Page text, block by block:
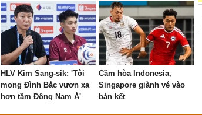
HLV Kim Sang-sik: 'Tôi
mong Đình Bắc vươn xa
hơn tầm Đông Nam Á'
Cầm hòa Indonesia,
Singapore giành vé vào
bán kết